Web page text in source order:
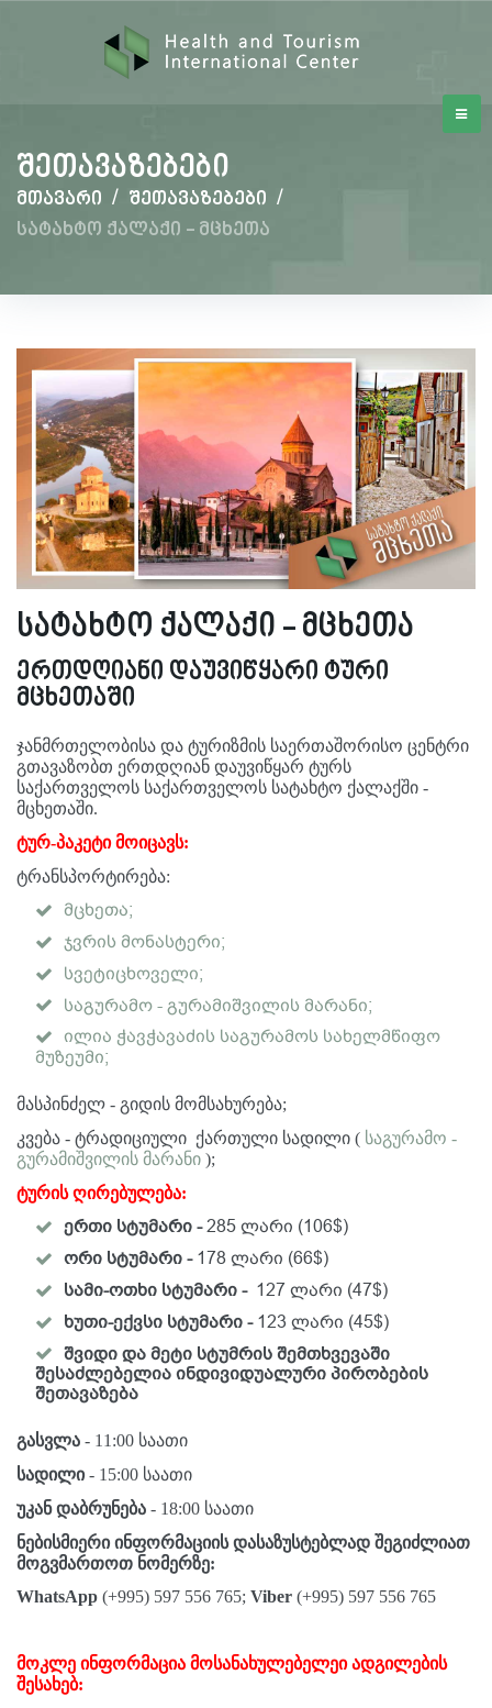
შეთავაზებები
მთავარი / შეთავაზებები /
სატახტო ქალაქი - მცხეთა
სატახტო ქალაქი - მცხეთა
ერთდღიანი დაუვიწყარი ტური
მცხეთაში
ჯანმრთელობისა და ტურიზმის საერთაშორისო ცენტრი
გთავაზობთ ერთდღიან დაუვიწყარ ტურს
საქართველოს საქართველოს სატახტო ქალაქში -
მცხეთაში.
ტურ-პაკეტი მოიცავს:
ტრანსპორტირება:
მცხეთა;
ჯვრის მონასტერი;
სვეტიცხოველი;
საგურამო - გურამიშვილის მარანი;
ილია ჭავჭავაძის საგურამოს სახელმწიფო
მუზეუმი;
მასპინძელ - გიდის მომსახურება;
კვება - ტრადიციული ქართული სადილი ( საგურამო -
გურამიშვილის მარანი );
ტურის ღირებულება:
ერთი სტუმარი - 285 ლარი (106$)
ორი სტუმარი -178 ლარი (66$)
სამი-ოთხი სტუმარი -127 ლარი (47$)
ხუთი-ექვსი სტუმარი -123 ლარი (45$)
შვიდი და მეტი სტუმრის შემთხვევაში
შესაძლებელია ინდივიდუალური პირობების
შეთავაზება
გასვლა - 11:00 საათი
სადილი- 15:00 საათი
უკან დაბრუნება - 18:00 საათი
ნებისმიერი ინფორმაციის დასაზუსტებლად შეგიძლიათ
მოგვმართოთ ნომერზე:
WhatsApp (+995) 597 556 765; Viber (+995) 597 556 765
მოკლე ინფორმაცია მოსანახულებელეი ადგილების
შესახებ: